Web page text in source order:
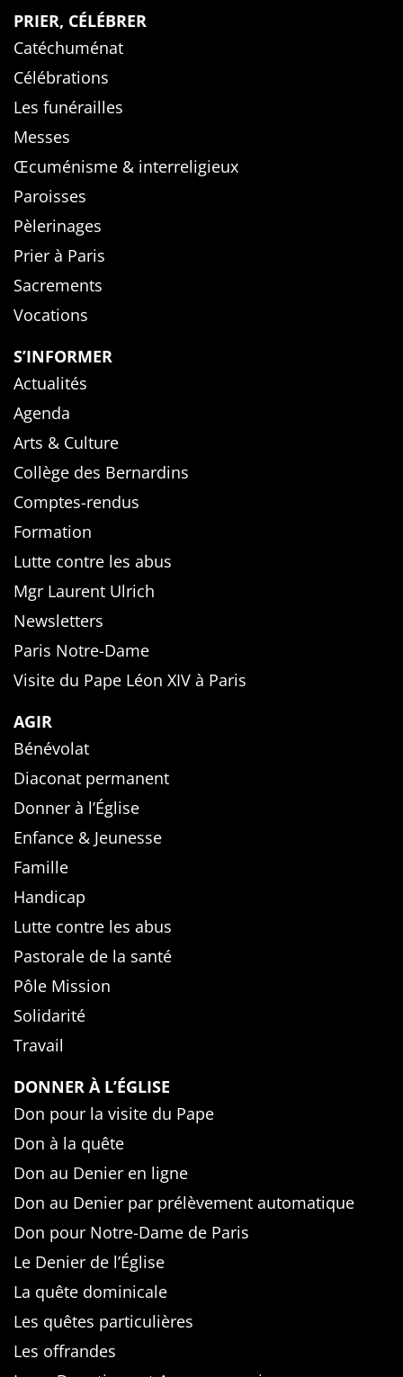
PRIER, CÉLÉBRER
Catéchuménat
Célébrations
Les funérailles
Messes
Œcuménisme & interreligieux
Paroisses
Pèlerinages
Prier à Paris
Sacrements
Vocations
S’INFORMER
Actualités
Agenda
Arts & Culture
Collège des Bernardins
Comptes-rendus
Formation
Lutte contre les abus
Mgr Laurent Ulrich
Newsletters
Paris Notre-Dame
Visite du Pape Léon XIV à Paris
AGIR
Bénévolat
Diaconat permanent
Donner à l’Église
Enfance & Jeunesse
Famille
Handicap
Lutte contre les abus
Pastorale de la santé
Pôle Mission
Solidarité
Travail
DONNER À L’ÉGLISE
Don pour la visite du Pape
Don à la quête
Don au Denier en ligne
Don au Denier par prélèvement automatique
Don pour Notre-Dame de Paris
Le Denier de l’Église
La quête dominicale
Les quêtes particulières
Les offrandes